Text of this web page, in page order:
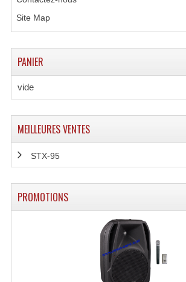
Micros De Studio
Portes Voix Mégaphones
Pupitre Pour Discours
Samplers, Échantillonneurs
Site Map
PANIER
vide
MEILLEURES VENTES
STX-95
PROMOTIONS